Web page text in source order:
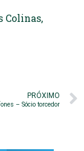
Colinas,
PRÓXIMO
– Sócio torcedor